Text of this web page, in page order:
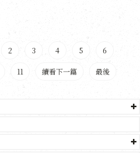
2 3 4 5 6
11 續看下一篇 最後